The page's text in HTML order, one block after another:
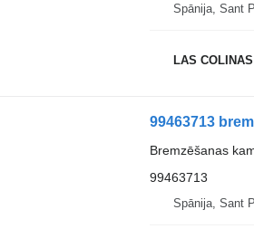
Spānija, Sant
LAS
99463713
Bremzēšanas
99463713
Spānija, Sant